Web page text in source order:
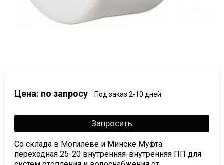
Цена: по запросу Под заказ 2-10 дней
Запросить
Со склада в Могилеве и Минске Муфта
переходная 25-20 внутренняя-внутренняя ПП для